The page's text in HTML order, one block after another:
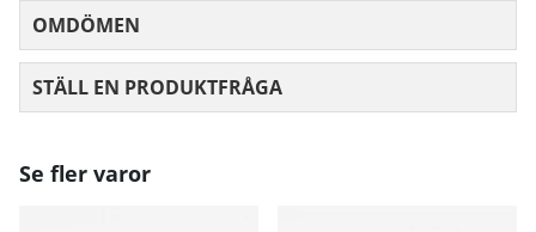
OMDÖMEN
STÄLL EN PRODUKTFRÅGA
Se fler varor